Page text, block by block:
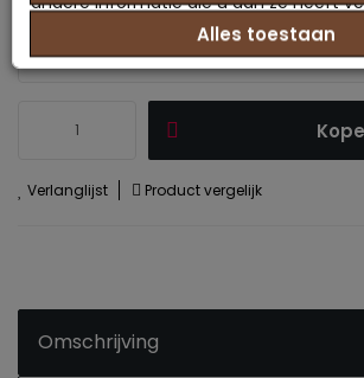
maat selectie : info
Verlanglijst Product vergelijk
Omschrijving
hebben verzameld op basis van uw
services.
Alles toestaan